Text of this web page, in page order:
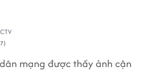
mạng được thấy ảnh cận